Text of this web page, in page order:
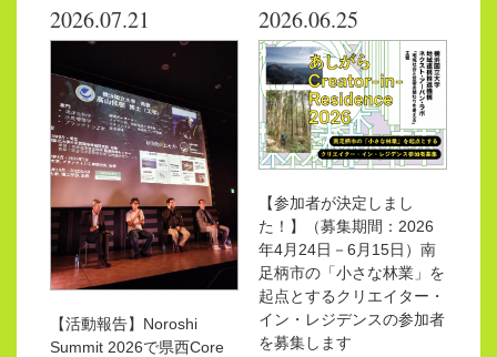
2026.07.21
【活動報告】Noroshi
Summit 2026で県西Core
2026.06.25
【参加者が決定しまし
た！】（募集期間：2026
年4月24日－6月15日）南
足柄市の「小さな林業」を
起点とするクリエイター・
イン・レジデンスの参加者
を募集します